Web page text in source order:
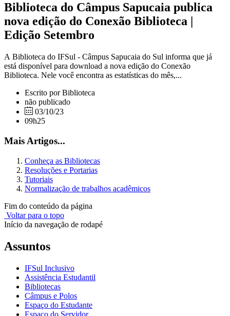
Biblioteca do Câmpus Sapucaia publica
nova edição do Conexão Biblioteca |
Edição Setembro
A Biblioteca do IFSul - Câmpus Sapucaia do Sul informa que já
está disponível para download a nova edição do Conexão
Biblioteca. Nele você encontra as estatísticas do mês,...
Escrito por Biblioteca
não publicado
03/10/23
09h25
Mais Artigos...
Conheça as Bibliotecas
Resoluções e Portarias
Tutoriais
Normalização de trabalhos acadêmicos
Fim do conteúdo da página
Voltar para o topo
Início da navegação de rodapé
Assuntos
IFSul Inclusivo
Assistência Estudantil
Bibliotecas
Câmpus e Polos
Espaço do Estudante
Espaço do Servidor